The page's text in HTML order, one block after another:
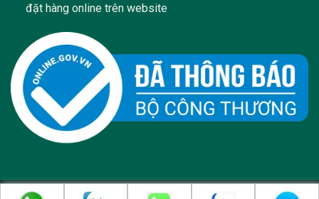
đặt hàng online trên website
Copyright 2021 © Trang web này được sở hữu và quản lý bởi: